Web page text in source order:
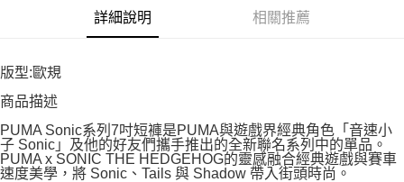
詳細說明 相關推薦
版型:歐規
商品描述
PUMA Sonic系列7吋短褲是PUMA與遊戲界經典角色「音速小
子 Sonic」及他的好友們攜手推出的全新聯名系列中的單品。
PUMA x SONIC THE HEDGEHOG的靈感融合經典遊戲與賽車
速度美學，將 Sonic、Tails 與 Shadow 帶入街頭時尚。